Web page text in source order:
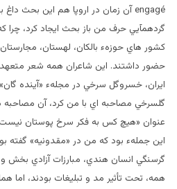
گردهمآيي حرف من باز بحث ايجاد کرد، چرا
کشور هاي حوزهء بالکان، لهستان، مجارستان
حضور داشتند. اين شاعران همه شعر
ايران، خسروگل سرخي در مجلهء «آينده
گلسرخي مصاحبه اي با من کرد، آن
عنوان «هيچ کس به فکر سرخ پوستان
اين جملهء بود که من در «مقدونيه» گفته
گرسنگي انسان هندي، مبارزات آزادي
همه، تحت تأثير مد و تبليغات بودند، اما